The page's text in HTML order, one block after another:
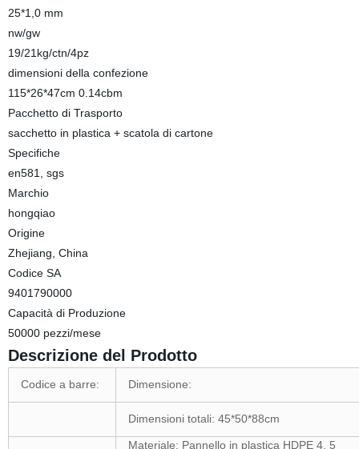
25*1,0 mm
nw/gw
19/21kg/ctn/4pz
dimensioni della confezione
115*26*47cm 0.14cbm
Pacchetto di Trasporto
sacchetto in plastica + scatola di cartone
Specifiche
en581, sgs
Marchio
hongqiao
Origine
Zhejiang, China
Codice SA
9401790000
Capacità di Produzione
50000 pezzi/mese
Descrizione del Prodotto
Codice a barre: Dimensione:
Dimensioni totali: 45*50*88cm
Materiale: Pannello in plastica HDPE 4, 5